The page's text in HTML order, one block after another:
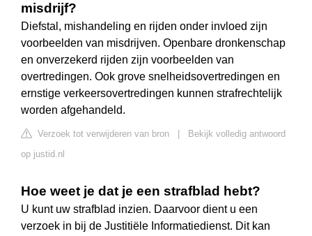
misdrijf?
Diefstal, mishandeling en rijden onder invloed zijn
voorbeelden van misdrijven. Openbare dronkenschap
en onverzekerd rijden zijn voorbeelden van
overtredingen. Ook grove snelheidsovertredingen en
ernstige verkeersovertredingen kunnen strafrechtelijk
worden afgehandeld.
Verzoek tot verwijderen van bron
Bekijk volledig antwoord
op justid.nl
Hoe weet je dat je een strafblad hebt?
U kunt uw strafblad inzien. Daarvoor dient u een
verzoek in bij de Justitiële Informatiedienst. Dit kan